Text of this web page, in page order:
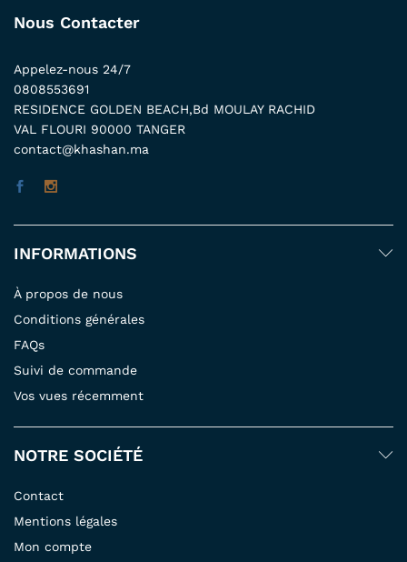
Nous Contacter
Appelez-nous 24/7
0808553691
RESIDENCE GOLDEN BEACH,Bd MOULAY RACHID
VAL FLOURI 90000 TANGER
contact@khashan.ma
INFORMATIONS
À propos de nous
Conditions générales
FAQs
Suivi de commande
Vos vues récemment
NOTRE SOCIÉTÉ
Contact
Mentions légales
Mon compte